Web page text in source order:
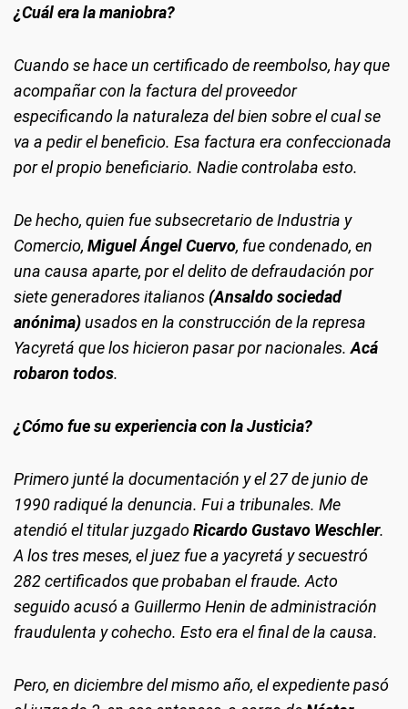
¿Cuál era la maniobra?
Cuando se hace un certificado de reembolso, hay que
acompañar con la factura del proveedor
especificando la naturaleza del bien sobre el cual se
va a pedir el beneficio. Esa factura era confeccionada
por el propio beneficiario. Nadie controlaba esto.
De hecho, quien fue subsecretario de Industria y
Comercio, Miguel Ángel Cuervo, fue condenado, en
una causa aparte, por el delito de defraudación por
siete generadores italianos (Ansaldo sociedad
anónima)usados en la construcción de la represa
Yacyretá que los hicieron pasar por nacionales.Acá
robaron todos.
¿Cómo fue su experiencia con la Justicia?
Primero junté la documentación y el 27 de junio de
1990 radiqué la denuncia. Fui a tribunales. Me
atendió el titular juzgadoRicardo Gustavo Weschler.
A los tres meses, el juez fue a yacyretá y secuestró
282 certificados que probaban el fraude. Acto
seguido acusó a Guillermo Henin de administración
fraudulenta y cohecho. Esto era el final de la causa.
Pero, en diciembre del mismo año, el expediente pasó